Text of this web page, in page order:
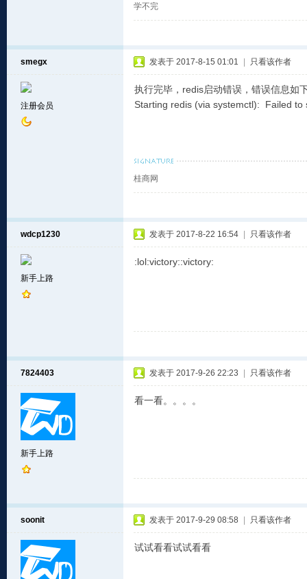
学不完
smegx
注册会员
发表于 2017-8-15 01:01 只看该作者
执行完毕，redis启动错误，错误信息如
Starting redis (via systemctl): Failed to
桂商网
wdcp1230
新手上路
发表于 2017-8-22 16:54 只看该作者
:lol:victory::victory:
7824403
新手上路
发表于 2017-9-26 22:23 只看该作者
看一看。。。。
soonit 发表于 2017-9-29 08:58 只看该作者
试试看看试试看看